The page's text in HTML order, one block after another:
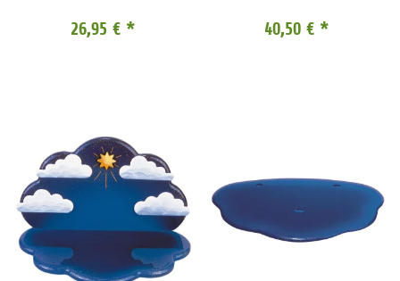
26,95 € * 40,50 € *